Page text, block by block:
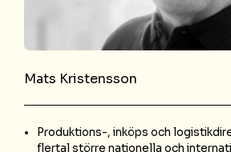
Mats Kristensson
Produktions-, inköps och
flertal större nationella och